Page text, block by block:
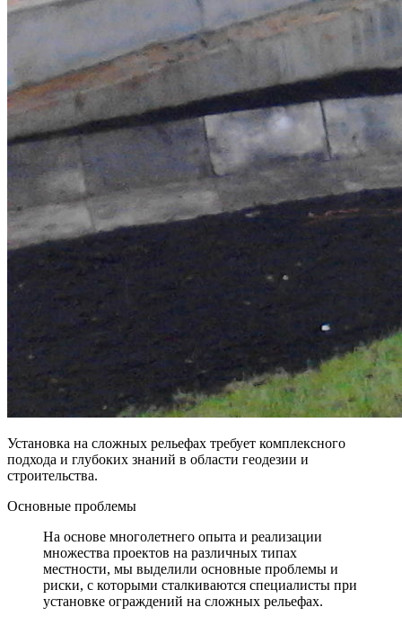
Установка на сложных рельефах требует комплексного
подхода и глубоких знаний в области геодезии и
строительства.
Основные проблемы
На основе многолетнего опыта и реализации
множества проектов на различных типах
местности, мы выделили основные проблемы и
риски, с которыми сталкиваются специалисты при
установке ограждений на сложных рельефах.